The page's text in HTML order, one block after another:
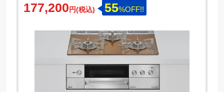
177,200 円(税込) 55%OFF!!